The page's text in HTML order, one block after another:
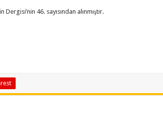
Dergisi’nin 46. sayısından alınmıştır.